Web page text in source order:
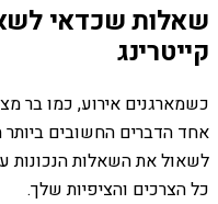
שאלות שכדאי
קייטרינג
כשמארגנים אירוע, כמו בר
אחד הדברים החשובים ביותר
לשאול את השאלות הנכונות
כל הצרכים והציפיות שלך.